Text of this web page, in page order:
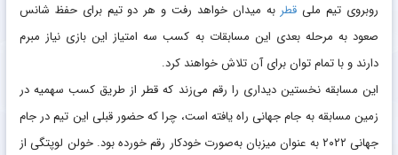
روبروی تیم ملی قطربه میدان خواهد رفت و هر دو تیم برای حفظ شانس
صعود به مرحله بعدی این مسابقات به کسب سه امتیاز این بازی نیاز مبرم
دارند و با تمام توان برای آن تلاش خواهند کرد.
این مسابقه نخستین دیداری را رقم می‌زند که قطر از طریق کسب سهمیه در
زمین مسابقه به جام جهانی راه یافته است، چرا که حضور قبلی این تیم در جام
جهانی ۲۰۲۲ به‌ عنوان میزبان به‌صورت خودکار رقم خورده بود. خولن لوپتگی از